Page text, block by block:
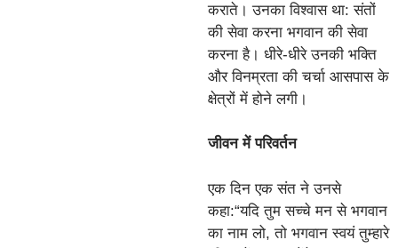
कराते। उनका विश्वास था: संतों
की सेवा करना भगवान की सेवा
करना है। धीरे-धीरे उनकी भक्ति
और विनम्रता की चर्चा आसपास के
क्षेत्रों में होने लगी।
जीवन में परिवर्तन
एक दिन एक संत ने उनसे
कहा:“यदि तुम सच्चे मन से भगवान
का नाम लो, तो भगवान स्वयं तुम्हारे